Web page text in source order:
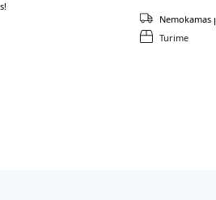
Turime
Nemokamas